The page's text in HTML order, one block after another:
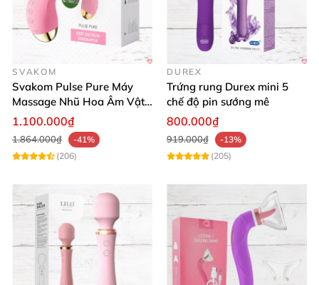
Loveaider để tận hưởng những giây phút khoái cảm
mãnh liệt và thư giãn tuyệt vời nhất. Mua hàng ngay
hôm nay để trải nghiệm sự khác biệt và nâng tầm
chuyện yêu của bạn! 💕
SVAKOM
Svakom Pulse Pure Máy
Massage Nhũ Hoa Âm Vật
Sóng Âm Kích Thích Tối Ưu
1.100.000₫
1.864.000₫
-41%
(206)
DUREX
Trứng rung Durex mini 5
chế độ pin sướng mê
800.000₫
919.000₫
-13%
(205)